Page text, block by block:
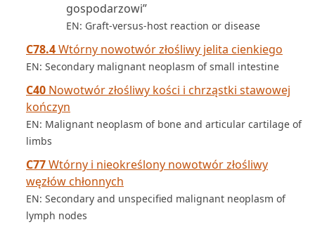
gospodarzowi”
EN: Graft-versus-host reaction or disease
C78.4Wtórny nowotwór złośliwy jelita cienkiego
EN: Secondary malignant neoplasm of small intestine
C40 Nowotwór złośliwy kości i chrząstki stawowej
kończyn
EN: Malignant neoplasm of bone and articular cartilage of
limbs
C77Wtórny i nieokreślony nowotwór złośliwy
węzłów chłonnych
EN: Secondary and unspecified malignant neoplasm of
lymph nodes